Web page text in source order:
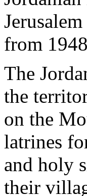
Jerusalem
from 1948
The
the
on the
latrines
and holy
their